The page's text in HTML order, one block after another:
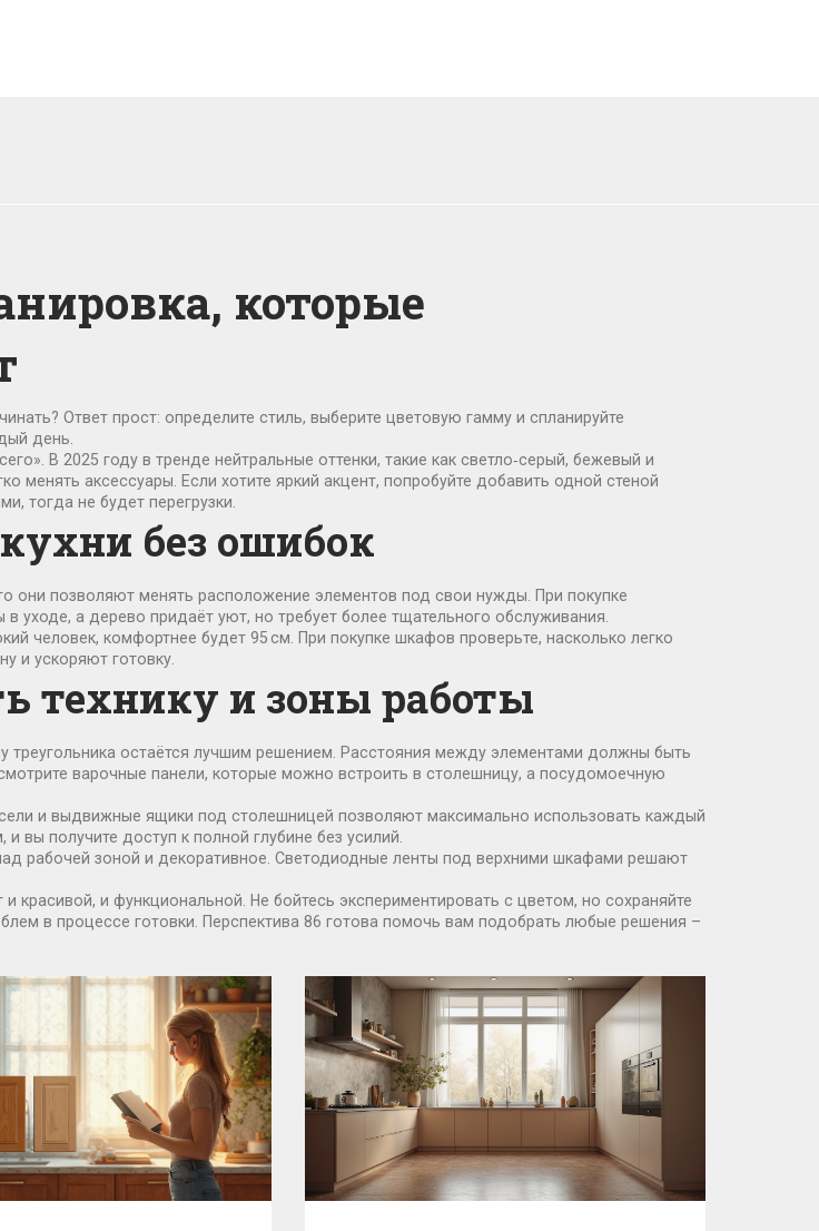
которые
Ответ прост: определите стиль, выберите цветовую гамму и спланируйте
день.
В 2025 году в тренде нейтральные оттенки, такие как светло‑серый, бежевый и
аксессуары. Если хотите яркий акцент, попробуйте добавить одной стеной
тогда не будет перегрузки.
без ошибок
они позволяют менять расположение элементов под свои нужды. При покупке
а дерево придаёт уют, но требует более тщательного обслуживания.
человек, комфортнее будет 95 см. При покупке шкафов проверьте, насколько легко
и ускоряют готовку.
технику и зоны работы
треугольника остаётся лучшим решением. Расстояния между элементами должны быть
варочные панели, которые можно встроить в столешницу, а посудомоечную
и выдвижные ящики под столешницей позволяют максимально использовать каждый
вы получите доступ к полной глубине без усилий.
рабочей зоной и декоративное. Светодиодные ленты под верхними шкафами решают
и функциональной. Не бойтесь экспериментировать с цветом, но сохраняйте
в процессе готовки. Перспектива 86 готова помочь вам подобрать любые решения –